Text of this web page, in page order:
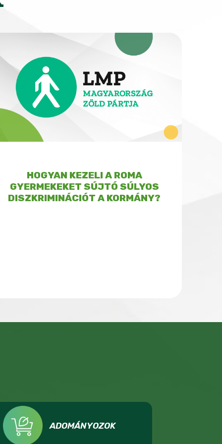
HOGYAN KEZELI A ROMA
GYERMEKEKET SÚJTÓ SÚLYOS
DISZKRIMINÁCIÓT A KORMÁNY?
ADOMÁNYOZOK